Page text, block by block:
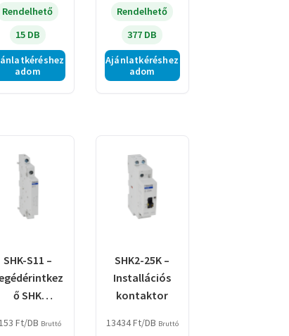
Rendelhető
15 DB
adom
kete
Rendelhető
377 DB
Ajánlatkéréshez
adom
SHK-S11 –
ő SHK
Ft/DB Bruttó
SHK2-25K –
Installációs
kontaktor
13434Ft/DB Bruttó